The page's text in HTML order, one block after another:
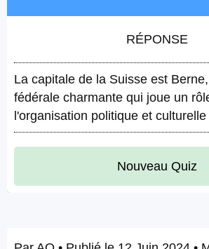
RÉPONSE
La capitale de la Suisse est
fédérale charmante qui joue un
l'organisation politique et
Nouveau Quiz